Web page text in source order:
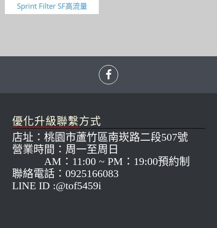
Sprint Filter SF高流量
優化升級聯繫方式
店址：桃園市蘆竹區南崁路二段507號
營業時間：周一至周日
AM：11:00 ~ PM：19:00預約制
聯絡電話：0925166083
LINE ID :@tof5459i